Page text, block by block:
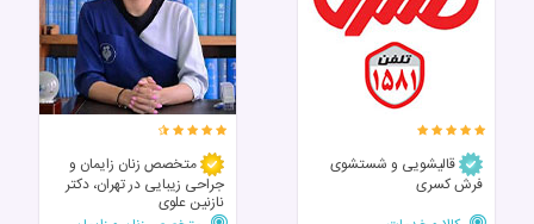
قالیشویی و شستشوی
فرش کسری
متخصص زنان زایمان و
جراحی زیبایی در تهران، دکتر
نازنین علوی